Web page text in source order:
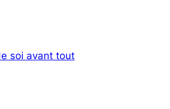
soi avant tout